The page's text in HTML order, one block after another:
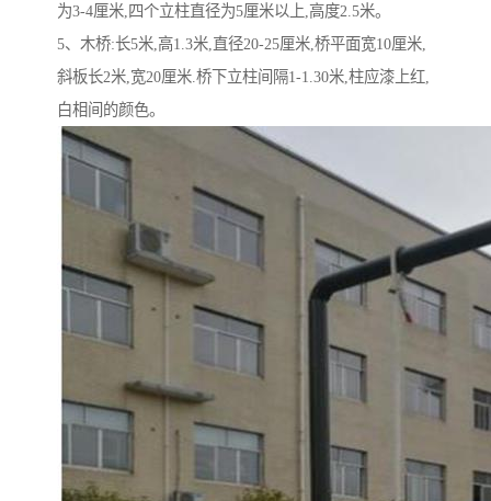
为3-4厘米,四个立柱直径为5厘米以上,高度2.5米。
5、木桥:长5米,高1.3米,直径20-25厘米,桥平面宽10厘米,
斜板长2米,宽20厘米.桥下立柱间隔1-1.30米,柱应漆上红,
白相间的颜色。